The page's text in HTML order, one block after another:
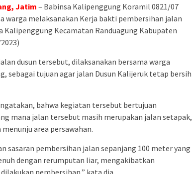
Jatim– Babinsa Kalipenggung Koramil 0821/07
warga melaksanakan Kerja bakti pembersihan jalan
Kalipenggung Kecamatan Randuagung Kabupaten
dusun tersebut, dilaksanakan bersama warga
sebagai tujuan agar jalan Dusun Kalijeruk tetap bersih
bahwa kegiatan tersebut bertujuan
mana jalan tersebut masih merupakan jalan setapak,
area persawahan.
sasaran pembersihan jalan sepanjang 100 meter yang
dengan rerumputan liar, mengakibatkan